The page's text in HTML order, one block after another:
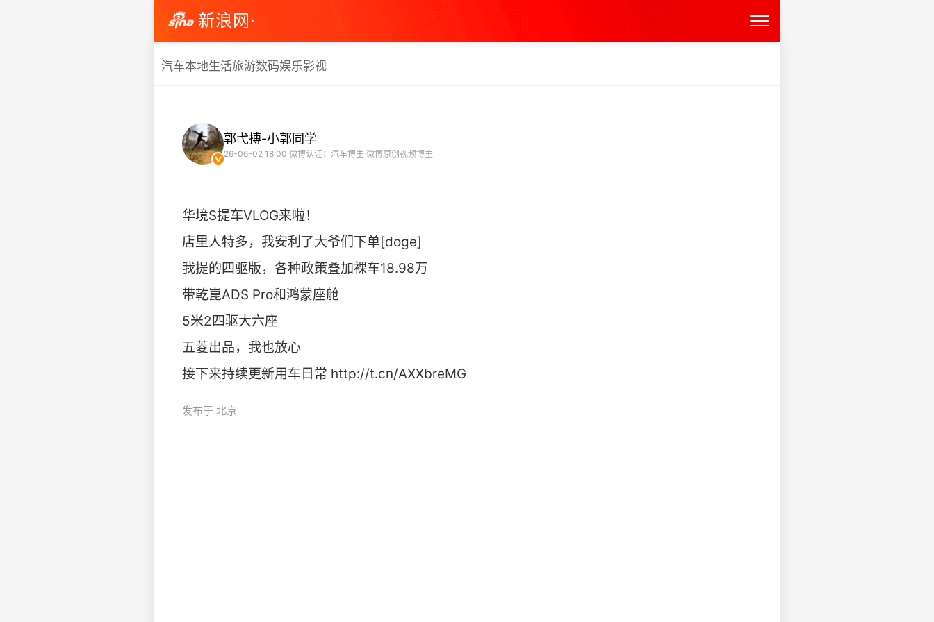
新浪网·
汽车本地生活旅游数码娱乐影视
郭弋搏-小郭同学
26-06-02 18:00 微博认证：汽车博主 微博原创视频博主
华境S提车VLOG来啦！
店里人特多，我安利了大爷们下单[doge]
我提的四驱版，各种政策叠加裸车18.98万
带乾崑ADS Pro和鸿蒙座舱
5米2四驱大六座
五菱出品，我也放心
接下来持续更新用车日常 http://t.cn/AXXbreMG ​
发布于 北京